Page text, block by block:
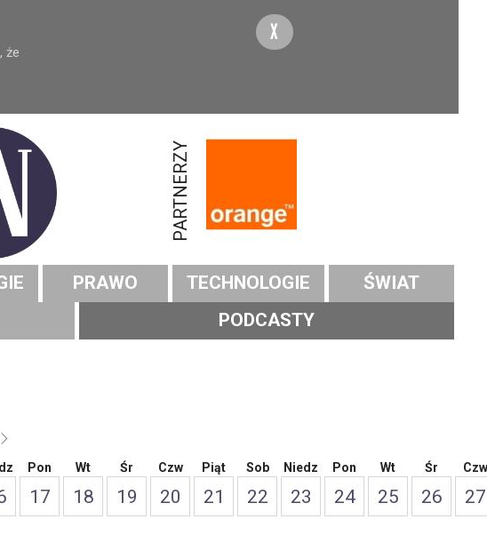
że
X
PARTNERZY
PRAWO TECHNOLOGIE
ŚWIAT
PODCASTY
Pon
17
Wt
18
Śr
19
Czw
20
Piąt
21
Sob
22
Niedz
23
Pon
24
Wt
25
Śr
26
Czw
27